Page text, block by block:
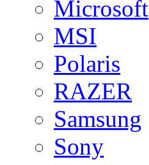
Microsoft
MSI
Polaris
RAZER
Samsung
Sony